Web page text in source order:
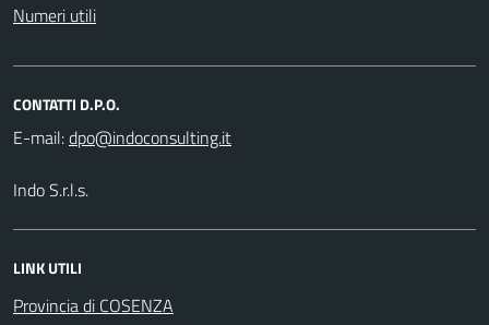
Numeri utili
CONTATTI D.P.O.
E-mail:
Indo S.r.l.s.
LINK UTILI
Provincia di COSENZA